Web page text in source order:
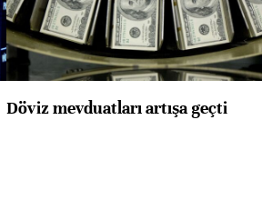
Döviz mevduatları artışa geçti